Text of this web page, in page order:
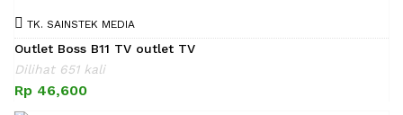
TK. SAINSTEK MEDIA
Outlet Boss B11 TV outlet TV
Dilihat 651 kali
Rp 46,600